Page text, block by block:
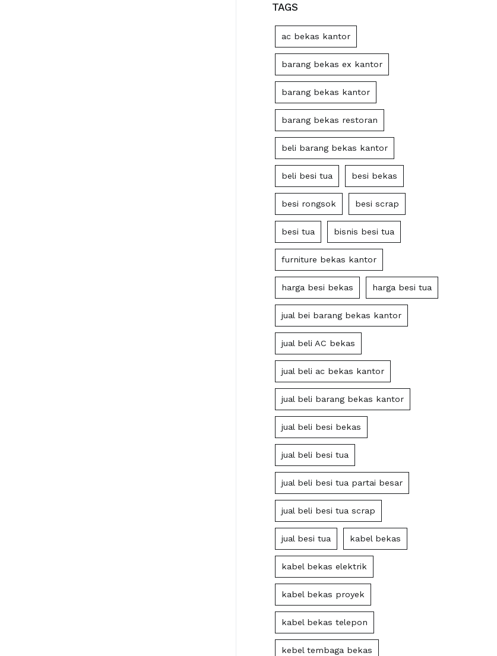
TAGS
ac bekas kantor
barang bekas ex kantor
barang bekas kantor
barang bekas restoran
beli barang bekas kantor
beli besi tua besi bekas
besi rongsok besi scrap
besi tua bisnis besi tua
furniture bekas kantor
harga besi bekas harga besi tua
jual bei barang bekas kantor
jual beli AC bekas
jual beli ac bekas kantor
jual beli barang bekas kantor
jual beli besi bekas
jual beli besi tua
jual beli besi tua partai besar
jual beli besi tua scrap
jual besi tua kabel bekas
kabel bekas elektrik
kabel bekas proyek
kabel bekas telepon
kebel tembaga bekas